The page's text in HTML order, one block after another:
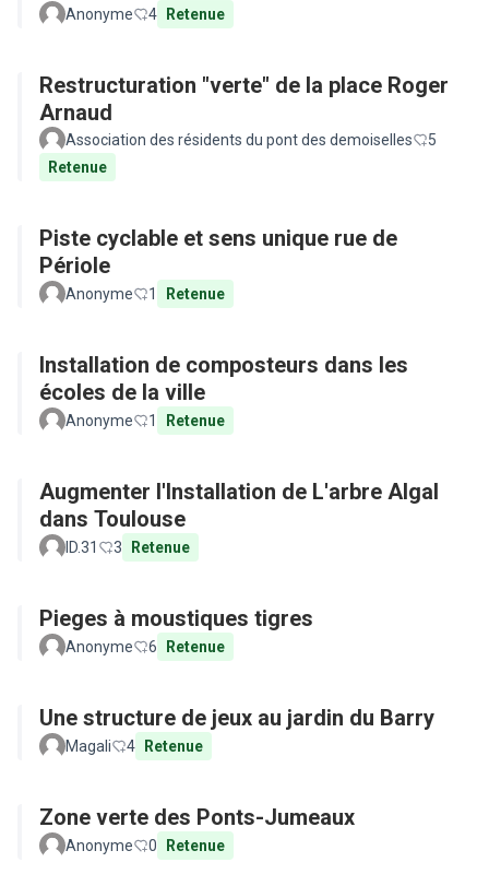
Anonyme 4 Retenue
Restructuration "verte" de la place Roger
Arnaud
Association des résidents du pont des demoiselles
5
Retenue
Piste cyclable et sens unique rue de
Périole
Anonyme 1 Retenue
Installation de composteurs dans les
écoles de la ville
Anonyme 1 Retenue
Augmenter l'Installation de L'arbre Algal
dans Toulouse
ID.31 3 Retenue
Pieges à moustiques tigres
Anonyme 6 Retenue
Une structure de jeux au jardin du Barry
Magali 4 Retenue
Zone verte des Ponts-Jumeaux
Anonyme 0 Retenue